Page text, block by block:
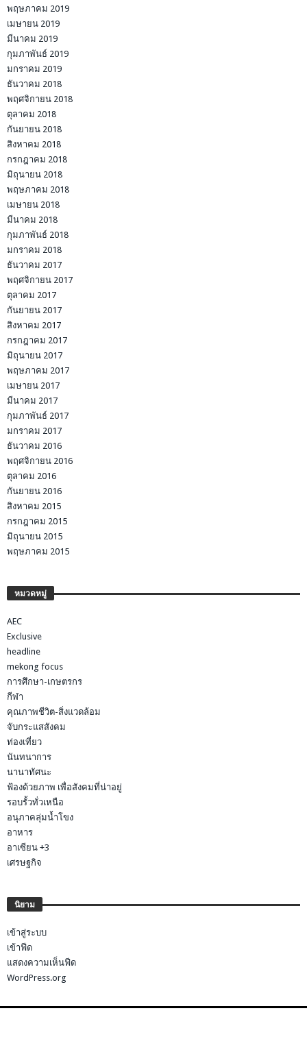
พฤษภาคม 2019
เมษายน 2019
มีนาคม 2019
กุมภาพันธ์ 2019
มกราคม 2019
ธันวาคม 2018
พฤศจิกายน 2018
ตุลาคม 2018
กันยายน 2018
สิงหาคม 2018
กรกฎาคม 2018
มิถุนายน 2018
พฤษภาคม 2018
เมษายน 2018
มีนาคม 2018
กุมภาพันธ์ 2018
มกราคม 2018
ธันวาคม 2017
พฤศจิกายน 2017
ตุลาคม 2017
กันยายน 2017
สิงหาคม 2017
กรกฎาคม 2017
มิถุนายน 2017
พฤษภาคม 2017
เมษายน 2017
มีนาคม 2017
กุมภาพันธ์ 2017
มกราคม 2017
ธันวาคม 2016
พฤศจิกายน 2016
ตุลาคม 2016
กันยายน 2016
สิงหาคม 2015
กรกฎาคม 2015
มิถุนายน 2015
พฤษภาคม 2015
หมวดหมู่
AEC
Exclusive
headline
mekong focus
การศึกษา-เกษตรกร
กีฬา
คุณภาพชีวิต-สิ่งแวดล้อม
จับกระแสสังคม
ท่องเที่ยว
นันทนาการ
นานาทัศนะ
ฟ้องด้วยภาพ เพื่อสังคมที่น่าอยู่
รอบรั้วทั่วเหนือ
อนุภาคลุ่มน้ำโขง
อาหาร
อาเซียน +3
เศรษฐกิจ
นิยาม
เข้าสู่ระบบ
เข้าฟีด
แสดงความเห็นฟีด
WordPress.org